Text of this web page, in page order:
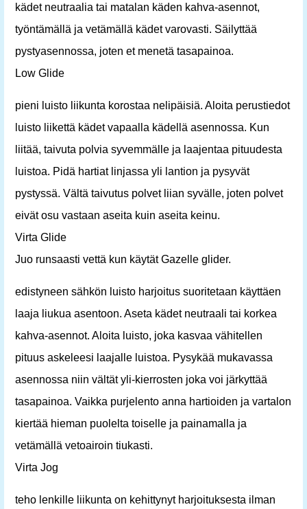
kädet neutraalia tai matalan käden kahva-asennot,
työntämällä ja vetämällä kädet varovasti. Säilyttää
pystyasennossa, joten et menetä tasapainoa.
Low Glide
pieni luisto liikunta korostaa nelipäisiä. Aloita perustiedot
luisto liikettä kädet vapaalla kädellä asennossa. Kun
liitää, taivuta polvia syvemmälle ja laajentaa pituudesta
luistoa. Pidä hartiat linjassa yli lantion ja pysyvät
pystyssä. Vältä taivutus polvet liian syvälle, joten polvet
eivät osu vastaan ​​aseita kuin aseita keinu.
Virta Glide
Juo runsaasti vettä kun käytät Gazelle glider.
edistyneen sähkön luisto harjoitus suoritetaan käyttäen
laaja liukua asentoon. Aseta kädet neutraali tai korkea
kahva-asennot. Aloita luisto, joka kasvaa vähitellen
pituus askeleesi laajalle luistoa. Pysykää mukavassa
asennossa niin vältät yli-kierrosten joka voi järkyttää
tasapainoa. Vaikka purjelento anna hartioiden ja vartalon
kiertää hieman puolelta toiselle ja painamalla ja
vetämällä vetoairoin tiukasti.
Virta Jog
teho lenkille liikunta on kehittynyt harjoituksesta ilman